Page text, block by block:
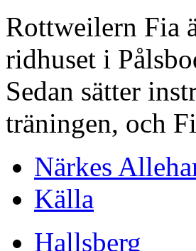
Rottweilern Fia
ridhuset i
Sedan sätter
träningen, och
Närkes
Källa
Hallsberg